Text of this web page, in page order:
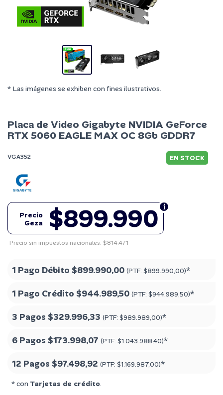
* Las imágenes se exhiben con fines ilustrativos.
Placa de Video Gigabyte NVIDIA GeForce
RTX 5060 EAGLE MAX OC 8Gb GDDR7
VGA352 EN STOCK
$899.990
Precio
Geza
Precio sin impuestos nacionales: $814.471
1 Pago Débito $899.990,00 (PTF: $899.990,00)*
1 Pago Crédito $944.989,50 (PTF: $944.989,50)*
3 Pagos $329.996,33 (PTF: $989.989,00)*
6 Pagos $173.998,07 (PTF: $1.043.988,40)*
12 Pagos $97.498,92 (PTF: $1.169.987,00)*
* con Tarjetas de crédito.